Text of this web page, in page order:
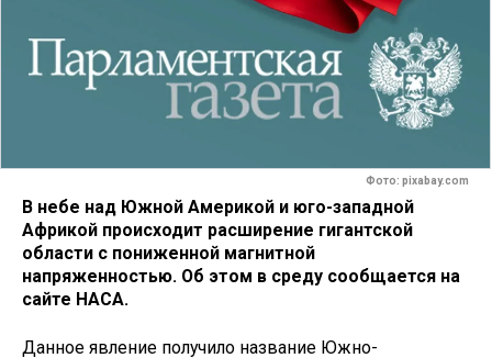
Фото: pixabay.com
В небе над Южной Америкой и юго-западной
Африкой происходит расширение гигантской
области с пониженной магнитной
напряженностью. Об этом в среду сообщается на
сайте НАСА.
Данное явление получило название Южно-